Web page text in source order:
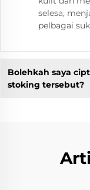
selesa,
pelbagai
Bolehkah saya
stoking tersebut?